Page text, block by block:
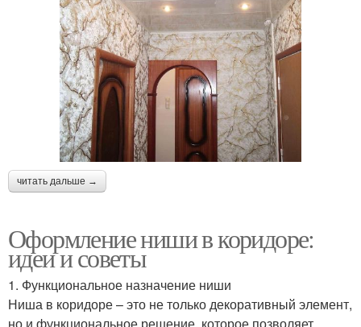
читать дальше →
Оформление ниши в коридоре:
идеи и советы
1. Функциональное назначение ниши
Ниша в коридоре – это не только декоративный элемент,